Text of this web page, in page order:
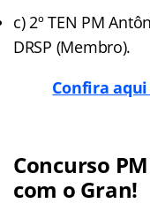
c) 2º TEN PM
DRSP (Membro).
Confira
Concurso
com o Gran!